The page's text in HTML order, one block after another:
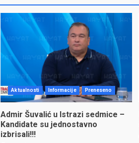
Aktualnosti Informacije Preneseno
Admir Šuvalić u Istrazi sedmice –
Kandidate su jednostavno
izbrisali!!!